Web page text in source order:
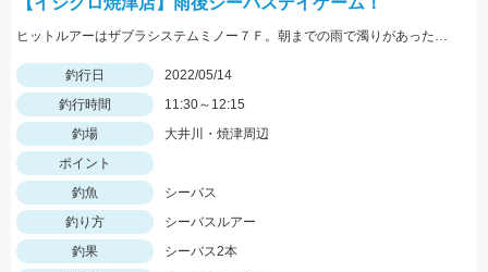
ヒットルアーはザブラシステムミノー７Ｆ。朝までの雨で濁りがあったので高活性でした！
釣行日
2022/05/14
釣行時間
11:30～12:15
釣場
大井川・焼津周辺
ポイント
釣魚
シーバス
釣り方
シーバスルアー
釣果
シーバス2本